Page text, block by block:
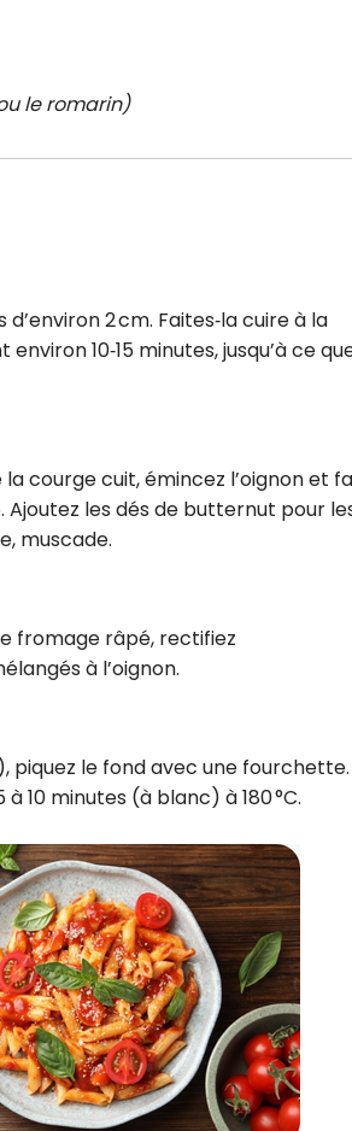
le romarin)
2 cm. Faites‑la cuire à la
10‑15 minutes, jusqu’à ce
courge cuit, émincez l’oignon et
Ajoutez les dés de butternut pour
muscade.
fromage râpé, rectifiez
à l’oignon.
piquez le fond avec une fourchette.
10 minutes (à blanc) à 180 °C.